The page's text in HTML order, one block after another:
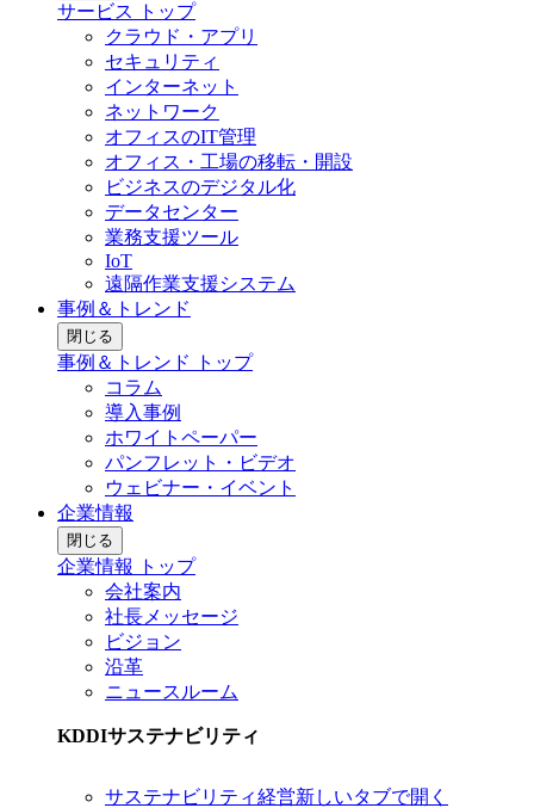
サービス トップ
クラウド・アプリ
セキュリティ
インターネット
ネットワーク
オフィスのIT管理
オフィス・工場の移転・開設
ビジネスのデジタル化
データセンター
業務支援ツール
IoT
遠隔作業支援システム
事例＆トレンド
閉じる
事例＆トレンド トップ
コラム
導入事例
ホワイトペーパー
パンフレット・ビデオ
ウェビナー・イベント
企業情報
閉じる
企業情報 トップ
会社案内
社長メッセージ
ビジョン
沿革
ニュースルーム
KDDIサステナビリティ
サステナビリティ経営新しいタブで開く